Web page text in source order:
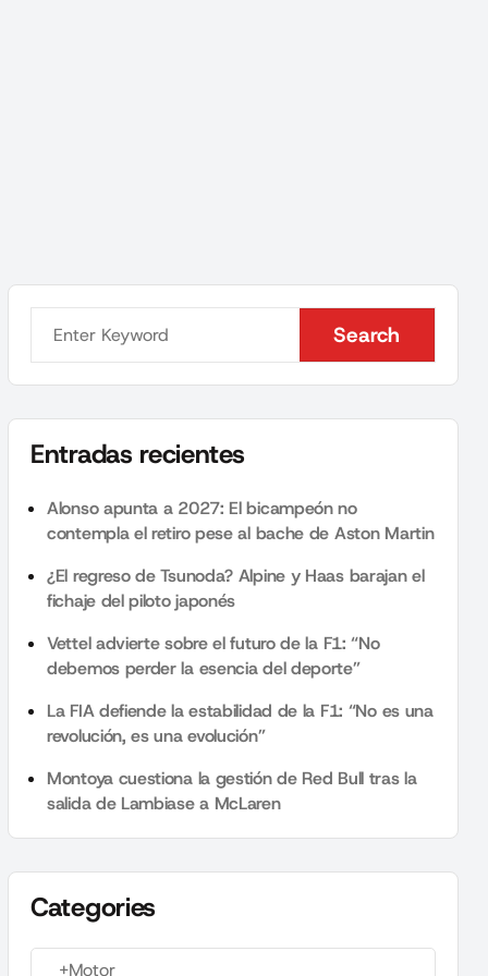
Search
Search
Entradas recientes
Alonso apunta a 2027: El bicampeón no
contempla el retiro pese al bache de Aston Martin
¿El regreso de Tsunoda? Alpine y Haas barajan el
fichaje del piloto japonés
Vettel advierte sobre el futuro de la F1: “No
debemos perder la esencia del deporte”
La FIA defiende la estabilidad de la F1: “No es una
revolución, es una evolución”
Montoya cuestiona la gestión de Red Bull tras la
salida de Lambiase a McLaren
Categories
+Motor